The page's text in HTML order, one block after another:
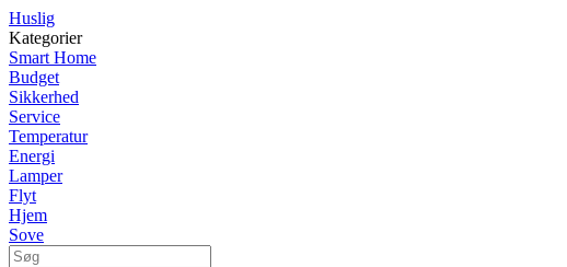
Huslig
Kategorier
Smart Home
Budget
Sikkerhed
Service
Temperatur
Energi
Lamper
Flyt
Hjem
Sove